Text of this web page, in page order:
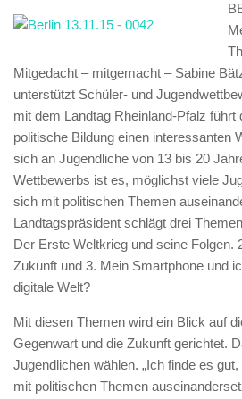
Mitgedacht – mitgemacht – Sabine
unterstützt Schüler- und
mit dem Landtag Rheinland-Pfalz führt
politische Bildung einen interessanten
sich an Jugendliche von 13 bis 20
Wettbewerbs ist es, möglichst viele
sich mit politischen Themen
Landtagspräsident schlägt drei
Der Erste Weltkrieg und seine Folgen.
Zukunft und 3. Mein Smartphone und
digitale Welt?
Mit diesen Themen wird ein Blick auf
Gegenwart und die Zukunft gerichtet.
Jugendlichen wählen. „Ich finde es
mit politischen Themen